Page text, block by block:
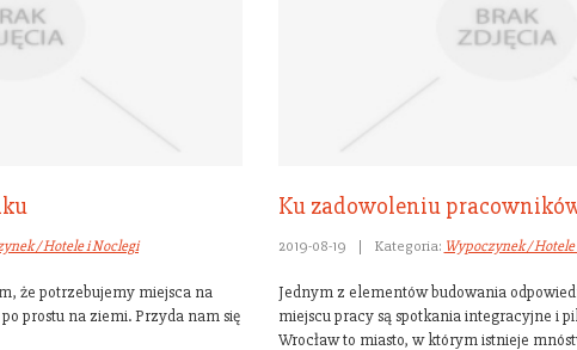
/ Hotele i Noclegi
że potrzebujemy miejsca na
prostu na ziemi. Przyda nam się
Ku zadowoleniu
2019-08-19 | Kategoria: Wypoczynek /
Jednym z elementów budowania
miejscu pracy są spotkania integracyjne i
Wrocław to miasto, w którym istnieje